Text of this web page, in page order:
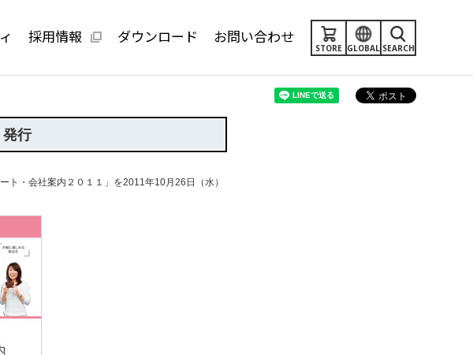
SEARCH
GLOBAL
STORE
採用情報 ダウンロード お問い合わせ
発行
・会社案内２０１１」を2011年10月26日（水）